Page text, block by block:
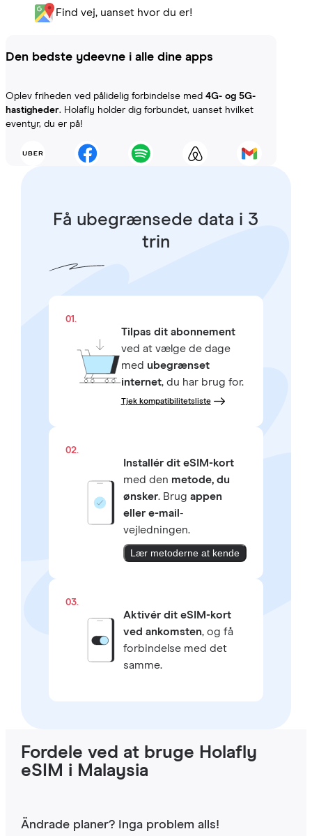
Find vej, uanset hvor du er!
Den bedste ydeevne i alle dine apps
Oplev friheden ved pålidelig forbindelse med 4G- og 5G-
hastigheder. Holafly holder dig forbundet, uanset hvilket
eventyr, du er på!
Få ubegrænsede data i 3
trin
01.
Tilpas dit abonnement
ved at vælge de dage
med ubegrænset
internet, du har brug for.
Tjek kompatibilitetsliste
02.
Installér dit eSIM-kort
med den metode, du
ønsker. Brug appen
eller e-mail -
vejledningen.
Lær metoderne at kende
03.
Aktivér dit eSIM-kort
ved ankomsten, og få
forbindelse med det
samme.
Fordele ved at bruge Holafly
eSIM i Malaysia
Ändrade planer? Inga problem alls!